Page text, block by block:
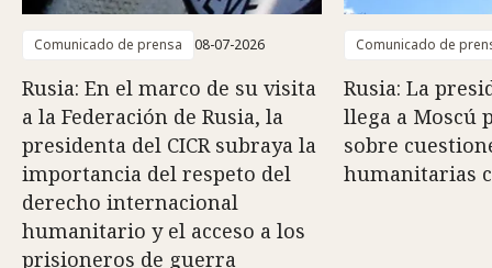
Comunicado de prensa 08-07-2026
Rusia: En el marco de su visita
a la Federación de Rusia, la
presidenta del CICR subraya la
importancia del respeto del
derecho internacional
humanitario y el acceso a los
prisioneros de guerra
Comunicado de
Rusia: La
llega a Moscú
sobre
humanitarias